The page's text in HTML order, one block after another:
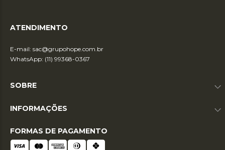
ATENDIMENTO
E-mail: sac@grupohope.com.br
WhatsApp: (11) 99368-0367
SOBRE
INFORMAÇÕES
FORMAS DE PAGAMENTO